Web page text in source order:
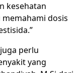
kesehatan
dosis
perlu
yang